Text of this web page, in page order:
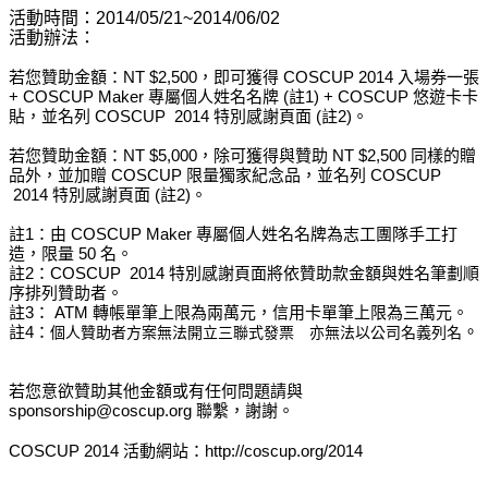
活動時間：2014/05/21~2014/06/02
活動辦法：
若您贊助金額：NT $2,500，即可獲得 COSCUP 2014 入場券一張
+ COSCUP Maker 專屬個人姓名名牌 (註1) + COSCUP 悠遊卡卡
貼，並名列 COSCUP 2014 特別感謝頁面 (註2)。
若您贊助金額：NT $5,000，除可獲得與贊助 NT $2,500 同樣的贈
品外，並加贈 COSCUP 限量獨家紀念品，並名列 COSCUP
2014 特別感謝頁面 (註2)。
註1：由 COSCUP Maker 專屬個人姓名名牌為志工團隊手工打
造，限量 50 名。
註2：COSCUP 2014 特別感謝頁面將依贊助款金額與姓名筆劃順
序排列贊助者。
註3： ATM 轉帳單筆上限為兩萬元，信用卡單筆上限為三萬元。
註4： 個人贊助者方案無法開立三聯式發票 亦無法以公司名義列名 。
若您意欲贊助其他金額或有任何問題請與
sponsorship@coscup.org 聯繫，謝謝。
COSCUP 2014 活動網站：http://coscup.org/2014